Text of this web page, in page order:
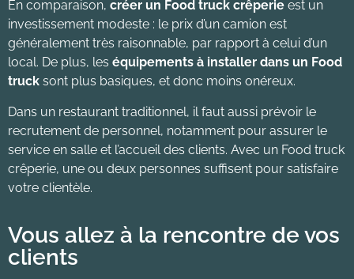
En comparaison, créer un Food truck crêperie est un
investissement modeste : le prix d’un camion est
généralement très raisonnable, par rapport à celui d’un
local. De plus, les équipements à installer dans un Food
truck sont plus basiques, et donc moins onéreux.
Dans un restaurant traditionnel, il faut aussi prévoir le
recrutement de personnel, notamment pour assurer le
service en salle et l’accueil des clients. Avec un Food truck
crêperie, une ou deux personnes suffisent pour satisfaire
votre clientèle.
Vous allez à la rencontre de vos
clients